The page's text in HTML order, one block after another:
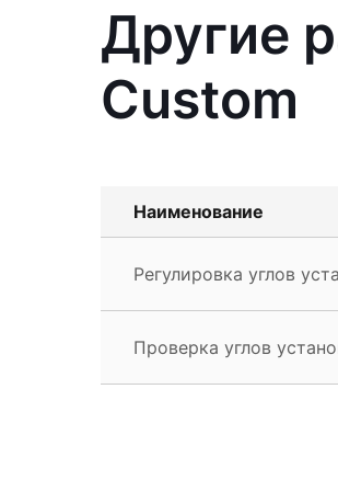
Другие
Custom
Наименование
Регулировка углов
Проверка углов